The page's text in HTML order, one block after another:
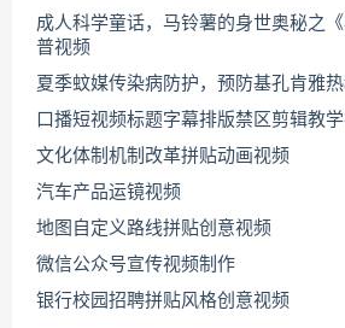
成人科学童话，马铃薯的身世奥秘之
普视频
夏季蚊媒传染病防护，预防基孔肯雅
口播短视频标题字幕排版禁区剪辑教
文化体制机制改革拼贴动画视频
汽车产品运镜视频
地图自定义路线拼贴创意视频
微信公众号宣传视频制作
银行校园招聘拼贴风格创意视频